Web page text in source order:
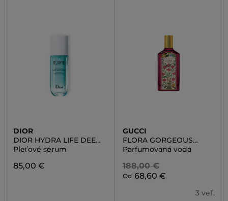
DIOR
DIOR HYDRA LIFE DEEP
HYDRATION SORBET
WATER ESSENCE
Pleťové sérum
85,00 €
GUCCI
FLORA GORGEOUS
GARDENIA INTENSE
Parfumovaná voda
188,00 €
Od 68,60 €
3 veľ.